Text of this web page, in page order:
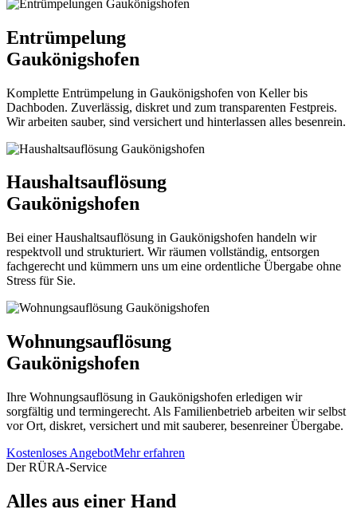
Entrümpelung
Gaukönigshofen
Komplette Entrümpelung in Gaukönigshofen von Keller bis
Dachboden. Zuverlässig, diskret und zum transparenten Festpreis.
Wir arbeiten sauber, sind versichert und hinterlassen alles besenrein.
Haushaltsauflösung
Gaukönigshofen
Bei einer Haushaltsauflösung in Gaukönigshofen handeln wir
respektvoll und strukturiert. Wir räumen vollständig, entsorgen
fachgerecht und kümmern uns um eine ordentliche Übergabe ohne
Stress für Sie.
Wohnungsauflösung
Gaukönigshofen
Ihre Wohnungsauflösung in Gaukönigshofen erledigen wir
sorgfältig und termingerecht. Als Familienbetrieb arbeiten wir selbst
vor Ort, diskret, versichert und mit sauberer, besenreiner Übergabe.
Kostenloses AngebotMehr erfahren
Der RÜRA-Service
Alles aus einer Hand